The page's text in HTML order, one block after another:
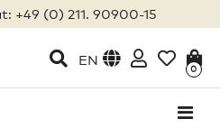
+49 (0) 211. 90900-15
EN
0